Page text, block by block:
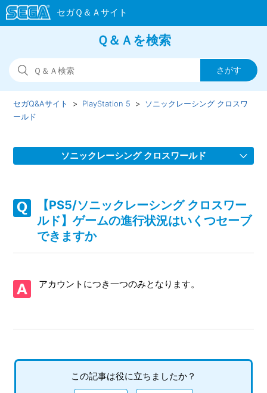
Ｑ＆Ａを検索
セガQ&Aサイト PlayStation 5
ソニックレーシング クロスワ
ールド
ソニックレーシング クロスワールド
組んでゲームが進行しない場合があります
【PS5/ソニックレーシング クロスワールド】フェスタが開
催されない、フェスタのタイムスケジュールがおかしい
ますか
【PS5/ソニックレーシング クロスワー
ルド】ゲームの進行状況はいくつセーブ
できますか
アカウントにつき一つのみとなります。
この記事は役に立ちましたか？